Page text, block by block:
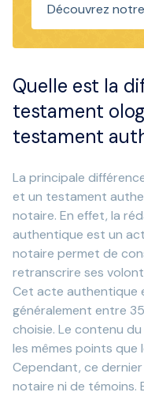
Découvrez
Quelle est la
testament
testament
La principale
et un testament
notaire. En effet, la
authentique est un
notaire permet de
retranscrire ses
Cet acte authentique
généralement entre
choisie. Le contenu
les mêmes points
Cependant, ce
notaire ni de témoins.